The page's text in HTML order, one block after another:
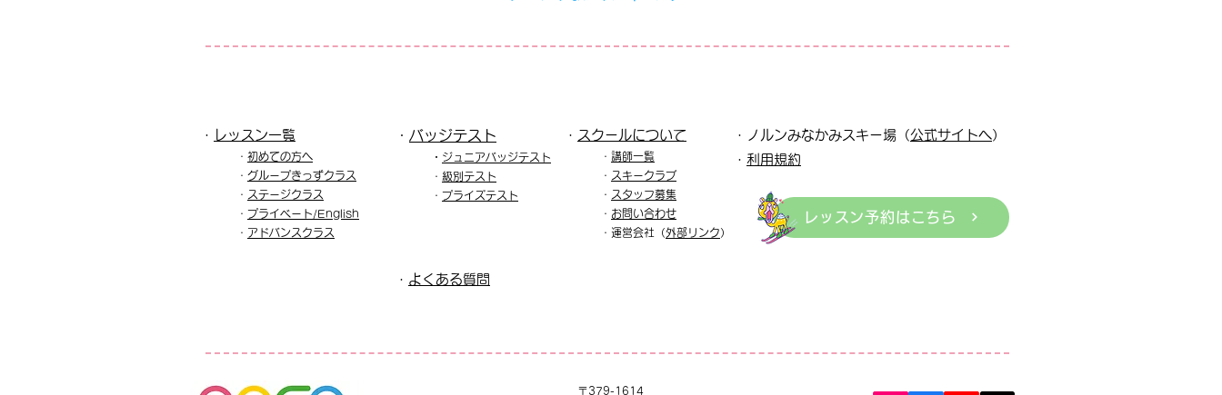
レッスン予約はこちら
・ レッスン一覧​
・ 初めての方へ
・ グループきっずクラス
・ ステージクラス
・ プライベート/English
​・ アドバンスクラス
・ バッジテスト
・ ジュニアバッジテスト
・ 級別テスト
・ プライズテスト
・ スクールについて
・ 講師一覧
​・ スキークラブ
・ スタッフ募集
・ お問い合わせ
・運営会社（外部リンク）
・ノルンみなかみスキー場（公式サイトへ）
​・ 利用規約
・ よくある質問
〒379-1614